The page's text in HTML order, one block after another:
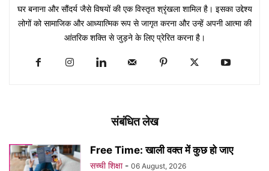
घर बनाना और सौंदर्य जैसे विषयों की एक विस्तृत श्रृंखला शामिल है। इसका उद्देश्य
लोगों को सामाजिक और आध्यात्मिक रूप से जागृत करना और उन्हें अपनी आत्मा की
आंतरिक शक्ति से जुड़ने के लिए प्रेरित करना है।
संबंधित लेख
Free Time: खाली वक्त में कुछ हो जाए
सच्ची शिक्षा - 06 August, 2026